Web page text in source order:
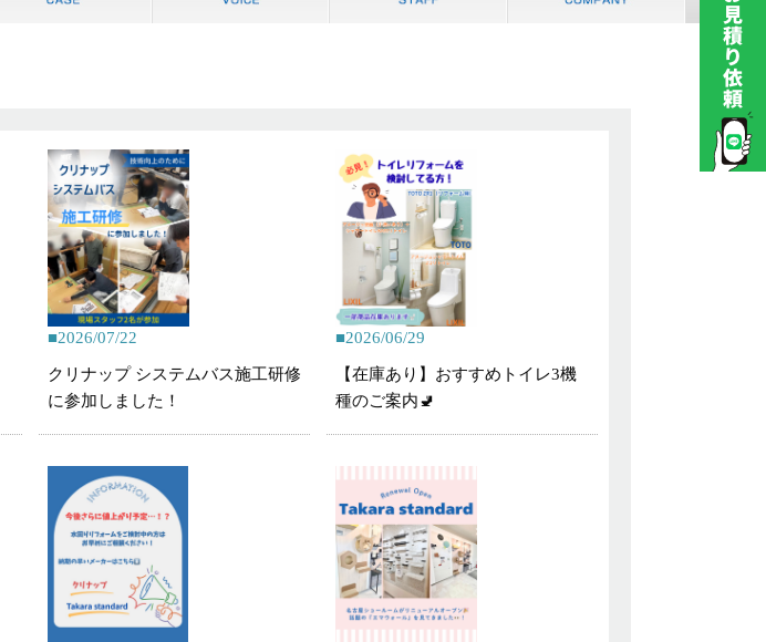
2026/07/22
クリナップ システムバス施工研修
に参加しました！
2026/06/29
【在庫あり】おすすめトイレ3機
種のご案内🚽